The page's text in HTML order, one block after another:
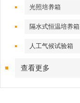
光照培养箱
隔水式恒温培养箱
人工气候试验箱
查看更多